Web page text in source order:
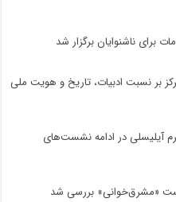
ناشنوایان برگزار شد
بر نسبت ادبیات، تاریخ و هویت ملی
آیلیسلی در ادامه نشست‌های
«مشرق‌خوانی» بررسی شد